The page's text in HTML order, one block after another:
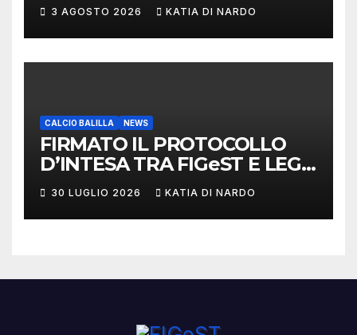
3 AGOSTO 2026 KATIA DI NARDO
CALCIO BALILLA NEWS
FIRMATO IL PROTOCOLLO
D’INTESA TRA FIGeST E LEGA
NAZIONALE DILETTANTI
30 LUGLIO 2026 KATIA DI NARDO